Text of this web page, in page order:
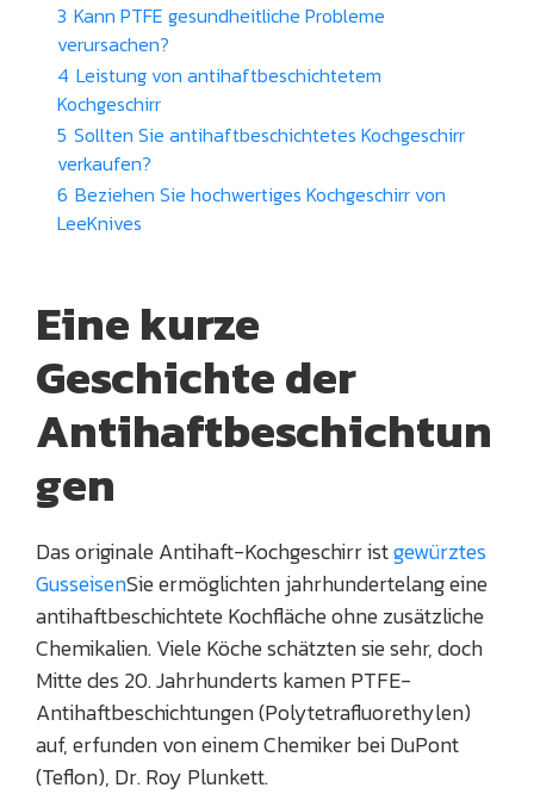
3 Kann PTFE gesundheitliche Probleme
verursachen?
4 Leistung von antihaftbeschichtetem
Kochgeschirr
5 Sollten Sie antihaftbeschichtetes Kochgeschirr
verkaufen?
6 Beziehen Sie hochwertiges Kochgeschirr von
LeeKnives
Eine kurze
Geschichte der
Antihaftbeschichtun
gen
Das originale Antihaft-Kochgeschirr istgewürztes
GusseisenSie ermöglichten jahrhundertelang eine
antihaftbeschichtete Kochfläche ohne zusätzliche
Chemikalien. Viele Köche schätzten sie sehr, doch
Mitte des 20. Jahrhunderts kamen PTFE-
Antihaftbeschichtungen (Polytetrafluorethylen)
auf, erfunden von einem Chemiker bei DuPont
(Teflon), Dr. Roy Plunkett.